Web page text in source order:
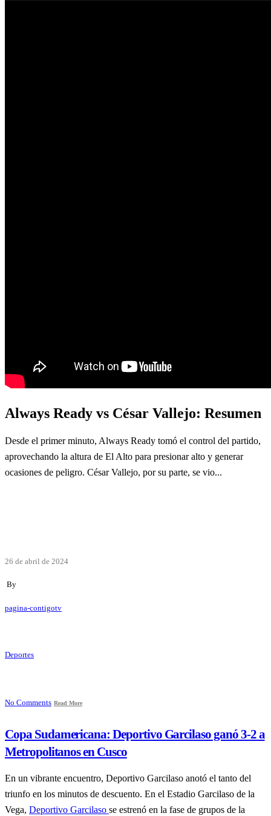
Always Ready vs César Vallejo: Resumen
Desde el primer minuto, Always Ready tomó el control del partido,
aprovechando la altura de El Alto para presionar alto y generar
ocasiones de peligro. César Vallejo, por su parte, se vio...
26 de abril de 2024
By
pagina-contigotv
Deportes
No Comments Read More
Copa Sudamericana: Deportivo Garcilaso ganó 3-2 a
Metropolitanos en Cusco
En un vibrante encuentro, Deportivo Garcilaso anotó el tanto del
triunfo en los minutos de descuento. En el Estadio Garcilaso de la
Vega, Deportivo Garcilaso se estrenó en la fase de grupos de la